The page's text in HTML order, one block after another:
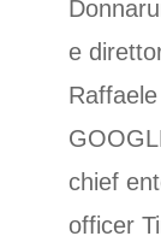
e
chief
officer